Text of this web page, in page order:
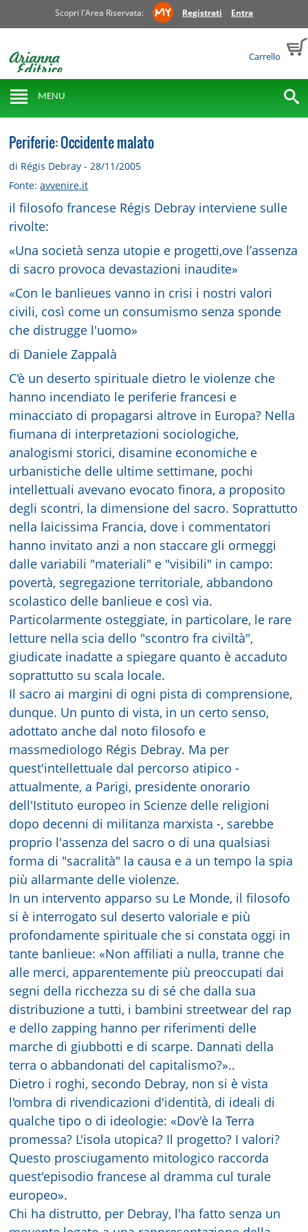
Scopri l'Area Riservata: Registrati Entra
Carrello
MENU
Periferie: Occidente malato
di Régis Debray - 28/11/2005
Fonte:avvenire.it
il filosofo francese Régis Debray interviene sulle
rivolte:
«Una società senza utopie e progetti,ove l’assenza
di sacro provoca devastazioni inaudite»
«Con le banlieues vanno in crisi i nostri valori
civili, così come un consumismo senza sponde
che distrugge l'uomo»
di Daniele Zappalà
C'è un deserto spirituale dietro le violenze che
hanno incendiato le periferie francesi e
minacciato di propagarsi altrove in Europa? Nella
fiumana di interpretazioni sociologiche,
analogismi storici, disamine economiche e
urbanistiche delle ultime settimane, pochi
intellettuali avevano evocato finora, a proposito
degli scontri, la dimensione del sacro. Soprattutto
nella laicissima Francia, dove i commentatori
hanno invitato anzi a non staccare gli ormeggi
dalle variabili "materiali" e "visibili" in campo:
povertà, segregazione territoriale, abbandono
scolastico delle banlieue e così via.
Particolarmente osteggiate, in particolare, le rare
letture nella scia dello "scontro fra civiltà",
giudicate inadatte a spiegare quanto è accaduto
soprattutto su scala locale.
Il sacro ai margini di ogni pista di comprensione,
dunque. Un punto di vista, in un certo senso,
adottato anche dal noto filosofo e
massmediologo Régis Debray. Ma per
quest'intellettuale dal percorso atipico -
attualmente, a Parigi, presidente onorario
dell'Istituto europeo in Scienze delle religioni
dopo decenni di militanza marxista -, sarebbe
proprio l'assenza del sacro o di una qualsiasi
forma di "sacralità" la causa e a un tempo la spia
più allarmante delle violenze.
In un intervento apparso su Le Monde, il filosofo
si è interrogato sul deserto valoriale e più
profondamente spirituale che si constata oggi in
tante banlieue: «Non affiliati a nulla, tranne che
alle merci, apparentemente più preoccupati dai
segni della ricchezza su di sé che dalla sua
distribuzione a tutti, i bambini streetwear del rap
e dello zapping hanno per riferimenti delle
marche di giubbotti e di scarpe. Dannati della
terra o abbandonati del capitalismo?»..
Dietro i roghi, secondo Debray, non si è vista
l'ombra di rivendicazioni d'identità, di ideali di
qualche tipo o di ideologie: «Dov'è la Terra
promessa? L'isola utopica? Il progetto? I valori?
Questo prosciugamento mitologico raccorda
quest'episodio francese al dramma cul turale
europeo».
Chi ha distrutto, per Debray, l'ha fatto senza un